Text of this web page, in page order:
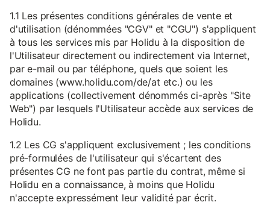
1.1 Les présentes conditions générales de vente et
d'utilisation (dénommées "CGV" et "CGU") s'appliquent
à tous les services mis par Holidu à la disposition de
l'Utilisateur directement ou indirectement via Internet,
par e-mail ou par téléphone, quels que soient les
domaines (www.holidu.com/de/at etc.) ou les
applications (collectivement dénommés ci-après "Site
Web") par lesquels l'Utilisateur accède aux services de
Holidu.
1.2 Les CG s'appliquent exclusivement ; les conditions
pré-formulées de l'utilisateur qui s'écartent des
présentes CG ne font pas partie du contrat, même si
Holidu en a connaissance, à moins que Holidu
n'accepte expressément leur validité par écrit.